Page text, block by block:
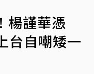
楊謹華憑
台自嘲矮一